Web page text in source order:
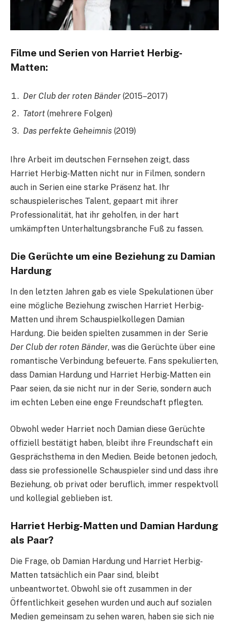
Filme und Serien von Harriet Herbig-
Matten:
Der Club der roten Bänder (2015–2017)
Tatort (mehrere Folgen)
Das perfekte Geheimnis (2019)
Ihre Arbeit im deutschen Fernsehen zeigt, dass
Harriet Herbig-Matten nicht nur in Filmen, sondern
auch in Serien eine starke Präsenz hat. Ihr
schauspielerisches Talent, gepaart mit ihrer
Professionalität, hat ihr geholfen, in der hart
umkämpften Unterhaltungsbranche Fuß zu fassen.
Die Gerüchte um eine Beziehung zu Damian
Hardung
In den letzten Jahren gab es viele Spekulationen über
eine mögliche Beziehung zwischen Harriet Herbig-
Matten und ihrem Schauspielkollegen Damian
Hardung. Die beiden spielten zusammen in der Serie
Der Club der roten Bänder, was die Gerüchte über eine
romantische Verbindung befeuerte. Fans spekulierten,
dass Damian Hardung und Harriet Herbig-Matten ein
Paar seien, da sie nicht nur in der Serie, sondern auch
im echten Leben eine enge Freundschaft pflegten.
Obwohl weder Harriet noch Damian diese Gerüchte
offiziell bestätigt haben, bleibt ihre Freundschaft ein
Gesprächsthema in den Medien. Beide betonen jedoch,
dass sie professionelle Schauspieler sind und dass ihre
Beziehung, ob privat oder beruflich, immer respektvoll
und kollegial geblieben ist.
Harriet Herbig-Matten und Damian Hardung
als Paar?
Die Frage, ob Damian Hardung und Harriet Herbig-
Matten tatsächlich ein Paar sind, bleibt
unbeantwortet. Obwohl sie oft zusammen in der
Öffentlichkeit gesehen wurden und auch auf sozialen
Medien gemeinsam zu sehen waren, haben sie sich nie